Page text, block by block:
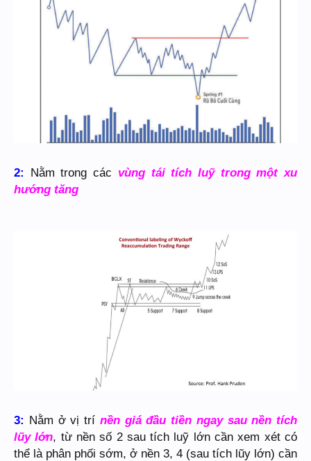
2: Nằm trong các vùng tái tích luỹ trong một xu
hướng tăng
3: Nằm ở vị trí nền giá đầu tiền ngay sau nền tích
lũy lớn, từ nền số 2 sau tích luỹ lớn cần xem xét có
thể là phân phối sớm, ở nền 3, 4 (sau tích lũy lớn) cần